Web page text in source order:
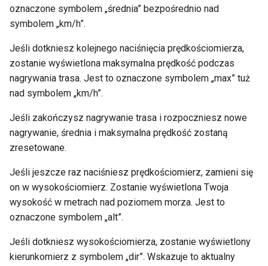
oznaczone symbolem „średnia” bezpośrednio nad
symbolem „km/h”.
Jeśli dotkniesz kolejnego naciśnięcia prędkościomierza,
zostanie wyświetlona maksymalna prędkość podczas
nagrywania trasa. Jest to oznaczone symbolem „max” tuż
nad symbolem „km/h”.
Jeśli zakończysz nagrywanie trasa i rozpoczniesz nowe
nagrywanie, średnia i maksymalna prędkość zostaną
zresetowane.
Jeśli jeszcze raz naciśniesz prędkościomierz, zamieni się
on w wysokościomierz. Zostanie wyświetlona Twoja
wysokość w metrach nad poziomem morza. Jest to
oznaczone symbolem „alt”.
Jeśli dotkniesz wysokościomierza, zostanie wyświetlony
kierunkomierz z symbolem „dir”. Wskazuje to aktualny